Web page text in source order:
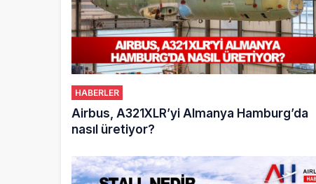
HABERLER
Airbus, A321XLR’yi Almanya Hamburg’da
nasıl üretiyor?